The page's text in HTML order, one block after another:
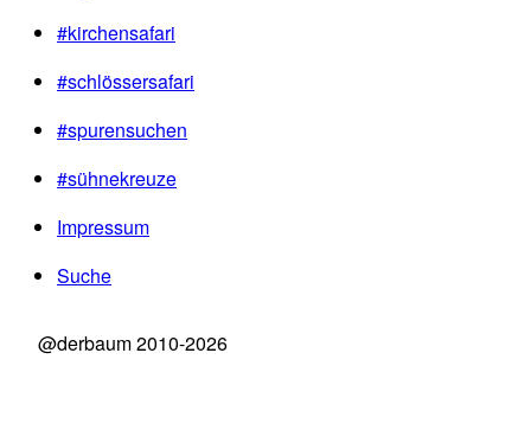
#kirchensafari
#schlössersafari
#spurensuchen
#sühnekreuze
Impressum
Suche
@derbaum 2010-2026